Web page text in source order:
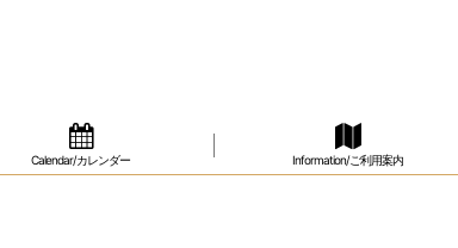
Calendar/カレンダー Information/ご利用案内